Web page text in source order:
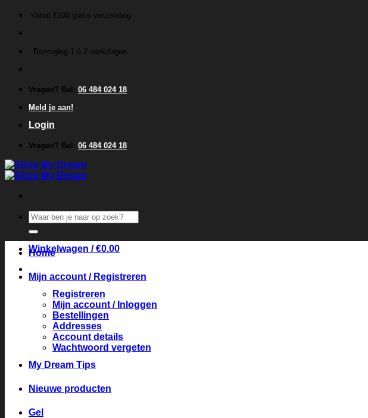
inhoud
Vanaf €100 gratis verzending
Bezorging 1 á 2 werkdagen
Vragen? Bel: 06 484 024 18
Meld je aan!
Login
Vragen? Bel: 06 484 024 18
Zoeken
naar:
Winkelwagen /€0.00
Home
Mijn account / Registreren
Registreren
Mijn account / Inloggen
Bestellingen
Addresses
Account details
Wachtwoord vergeten
My Dream Tips
Nieuwe producten
Gel